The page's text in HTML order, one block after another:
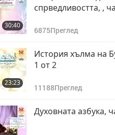
30:40
спрведливостта, ,
6875Преглед
23:23
История хълма на
1 от 2
11188Преглед
Духовната азбука,